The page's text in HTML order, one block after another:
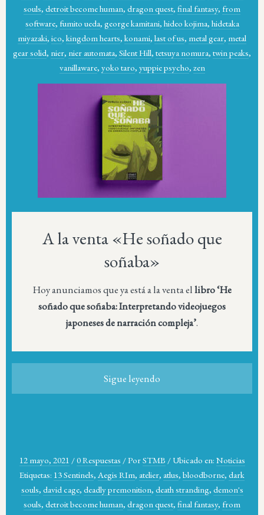
souls, detroit become human, dragon quest, final fantasy, from
software, fumito ueda, george kamitani, hideo kojima, hidetaka
miyazaki, ico, kingdom hearts, konami, last of us, metal gear, metal
gear solid, nier, nier automata, Silent Hill, tetsuya nomura, twin peaks,
vanillaware, yoko taro, yuppie psycho, zen
A la venta «He soñado que
soñaba»
Hoy anunciamos que ya está a la venta ellibro ‘He
soñado que soñaba: Interpretando videojuegos
japoneses de narración compleja’.
Sigue leyendo
12 mayo, 2021 /0 Respuestas /PorSTMB / Ubicado en: Noticias
Etiquetas: 13 Sentinels, Aegis RIm, atelier, atlus, bloodborne, dark
souls, david cage, deadly premonition, death stranding, demon's
souls, detroit become human, dragon quest, final fantasy, from